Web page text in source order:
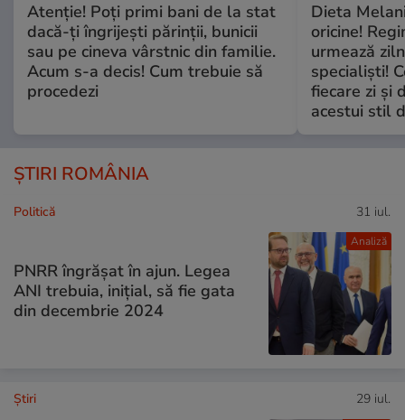
Atenție! Poți primi bani de la stat
dacă-ți îngrijești părinții, bunicii
sau pe cineva vârstnic din familie.
Acum s-a decis! Cum trebuie să
procedezi
Dieta
oricine!
urmează
specialiști!
fiecare zi și
acestui stil
ȘTIRI ROMÂNIA
Analiză
Politică 31 iul.
PNRR îngrășat în ajun. Legea
ANI trebuia, inițial, să fie gata
din decembrie 2024
Ştiri 29 iul.